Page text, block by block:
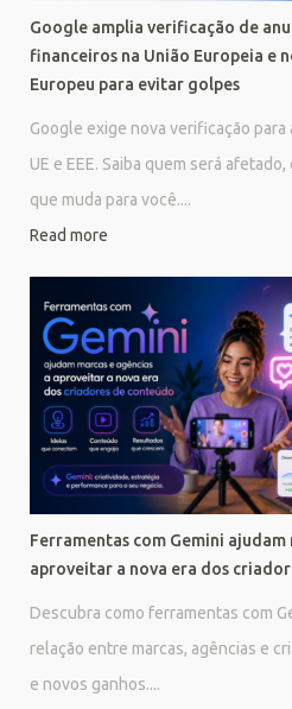
Google amplia verificação de
financeiros na União Europeia e
Europeu para evitar golpes
Google exige nova verificação
UE e EEE. Saiba quem será
que muda para você....
Read more
Ferramentas com Gemini ajudam
aproveitar a nova era dos
Descubra como ferramentas com
relação entre marcas, agências e
e novos ganhos....